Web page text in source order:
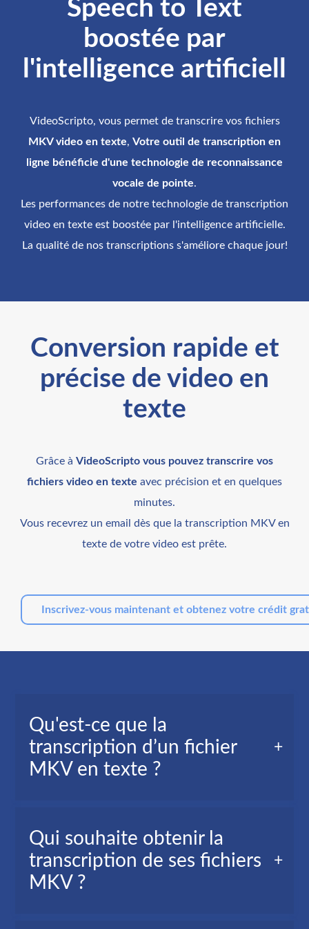
Speech to Text
boostée par
l'intelligence artificiell
VideoScripto, vous permet de transcrire vos fichiers
MKV video en texte, Votre outil de transcription en
ligne bénéficie d'une technologie de reconnaissance
vocale de pointe.
Les performances de notre technologie de transcription
video en texte est boostée par l'intelligence artificielle.
La qualité de nos transcriptions s'améliore chaque jour!
Conversion rapide et
précise de video en
texte
Grâce à VideoScripto vous pouvez transcrire vos
fichiers video en texte avec précision et en quelques
minutes.
Vous recevrez un email dès que la transcription MKV en
texte de votre video est prête.
Inscrivez-vous maintenant et obtenez votre crédit
Qu'est-ce que la
transcription d’un fichier
MKV en texte ?
MKV, est la version texte de tous les mots
prononcés dans votre fichier video.
Qui souhaite obtenir la
transcription de ses fichiers
MKV ?